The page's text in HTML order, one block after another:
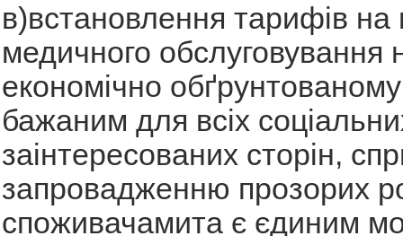
в)встановлення тарифів на
медичного обслуговування
економічно обґрунтованому
бажаним для всіх
заінтересованих сторін,
запровадженню прозорих
споживачамита є єдиним